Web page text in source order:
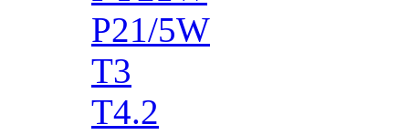
P21/5W
T3
T4.2